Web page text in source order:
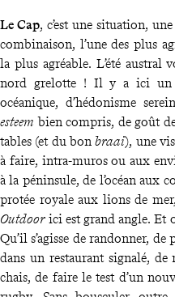
Le Cap, c’est une situation,
combinaison, l’une des plus
la plus agréable. L’été austral
nord grelotte ! Il y a ici un
océanique, d’hédonisme
esteem bien compris, de goût
tables (et du bon braai), une
à faire, intra-muros ou aux
à la péninsule, de l’océan aux
protée royale aux lions de
Outdoor ici est grand angle. Et
Qu’il s’agisse de randonner,
dans un restaurant signalé, de
chais, de faire le test d’un